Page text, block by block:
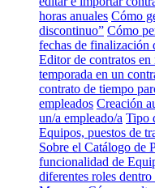
horas anuales Cómo
discontinuo” Cómo
fechas de finalización
Editor de contratos en
temporada en un
contrato de tiempo
empleados Creación
un/a empleado/a Tipo
Equipos, puestos de
Sobre el Catálogo de
funcionalidad de
diferentes roles